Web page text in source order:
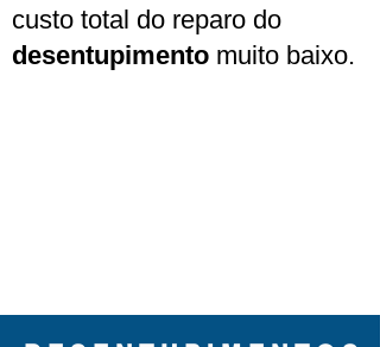
custo total do reparo do
desentupimento muito baixo.